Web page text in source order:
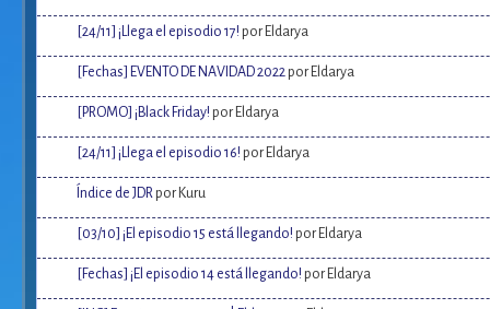
[24/11] ¡Llega el episodio 17! por Eldarya
[Fechas] EVENTO DE NAVIDAD 2022 por Eldarya
[PROMO] ¡Black Friday! por Eldarya
[24/11] ¡Llega el episodio 16! por Eldarya
Índice de JDR por Kuru
[03/10] ¡El episodio 15 está llegando! por Eldarya
[Fechas] ¡El episodio 14 está llegando! por Eldarya